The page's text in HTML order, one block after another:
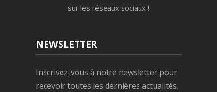
sur les réseaux sociaux !
NEWSLETTER
Inscrivez-vous à notre newsletter pour
recevoir toutes les dernières actualités.